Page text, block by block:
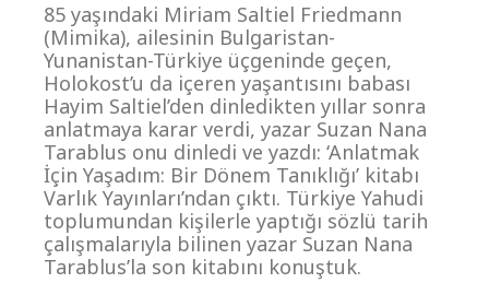
85 yaşındaki Miriam Saltiel Friedmann
(Mimika), ailesinin Bulgaristan-
Yunanistan-Türkiye üçgeninde geçen,
Holokost’u da içeren yaşantısını babası
Hayim Saltiel’den dinledikten yıllar sonra
anlatmaya karar verdi, yazar Suzan Nana
Tarablus onu dinledi ve yazdı: ‘Anlatmak
İçin Yaşadım: Bir Dönem Tanıklığı’ kitabı
Varlık Yayınları’ndan çıktı. Türkiye Yahudi
toplumundan kişilerle yaptığı sözlü tarih
çalışmalarıyla bilinen yazar Suzan Nana
Tarablus’la son kitabını konuştuk.